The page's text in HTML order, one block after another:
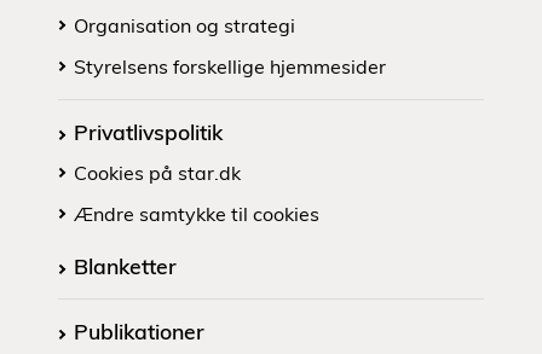
Organisation og strategi
Styrelsens forskellige hjemmesider
Privatlivspolitik
Cookies på star.dk
Ændre samtykke til cookies
Blanketter
Publikationer